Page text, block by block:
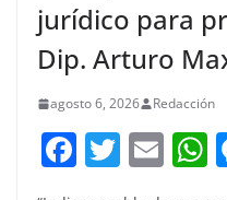
jurídico para
Dip. Arturo
agosto 6, 2026 Redacción
F T
w
E